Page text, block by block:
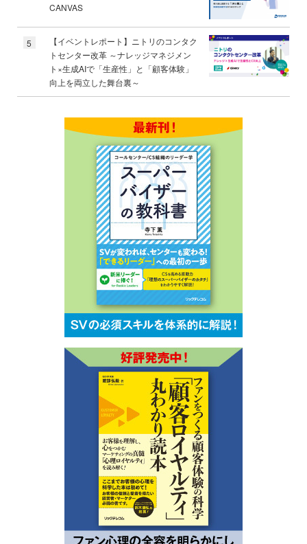
CANVAS
5
【イベントレポート】ニトリのコンタク
トセンター改革 ～ナレッジマネジメン
ト×生成AIで「生産性」と「顧客体験」
向上を両立した舞台裏～